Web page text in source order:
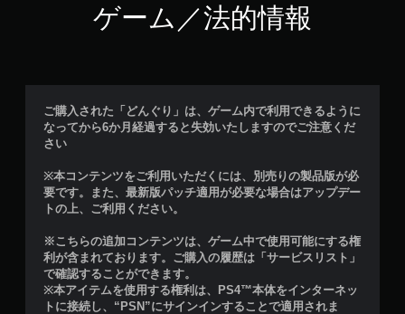
ゲーム／法的情報
ご購入された「どんぐり」は、ゲーム内で利用できるように
なってから6か月経過すると失効いたしますのでご注意くだ
さい
※本コンテンツをご利用いただくには、別売りの製品版が必
要です。また、最新版パッチ適用が必要な場合はアップデー
トの上、ご利用ください。
※こちらの追加コンテンツは、ゲーム中で使用可能にする権
利が含まれております。ご購入の履歴は「サービスリスト」
で確認することができます。
※本アイテムを使用する権利は、PS4™本体をインターネッ
トに接続し、“PSN”にサインインすることで適用されま